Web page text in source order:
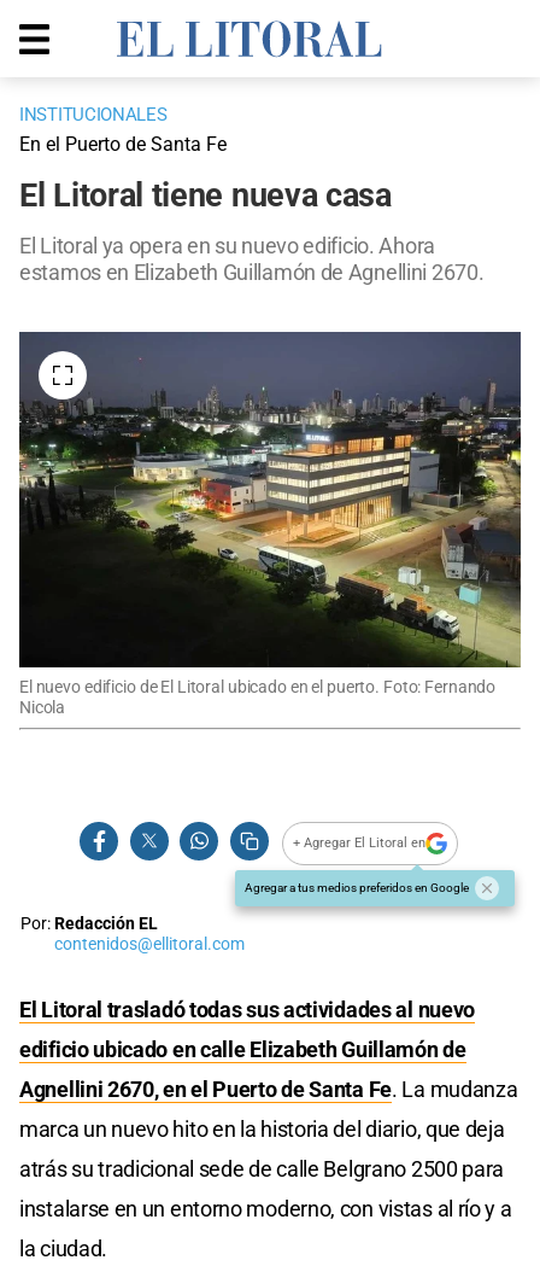
INSTITUCIONALES
En el Puerto de Santa Fe
El Litoral tiene nueva casa
El Litoral ya opera en su nuevo edificio. Ahora
estamos en Elizabeth Guillamón de Agnellini 2670.
El nuevo edificio de El Litoral ubicado en el puerto. Foto: Fernando
Nicola
+ Agregar El Litoral en
Agregar a tus medios preferidos en Google
Por:Redacción EL
contenidos@ellitoral.com
El Litoral trasladó todas sus actividades al nuevo
edificio ubicado en calle Elizabeth Guillamón de
Agnellini 2670, en el Puerto de Santa Fe. La mudanza
marca un nuevo hito en la historia del diario, que deja
atrás su tradicional sede de calle Belgrano 2500 para
instalarse en un entorno moderno, con vistas al río y a
la ciudad.